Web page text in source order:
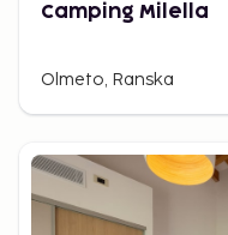
Camping Milella
Olmeto, Ranska